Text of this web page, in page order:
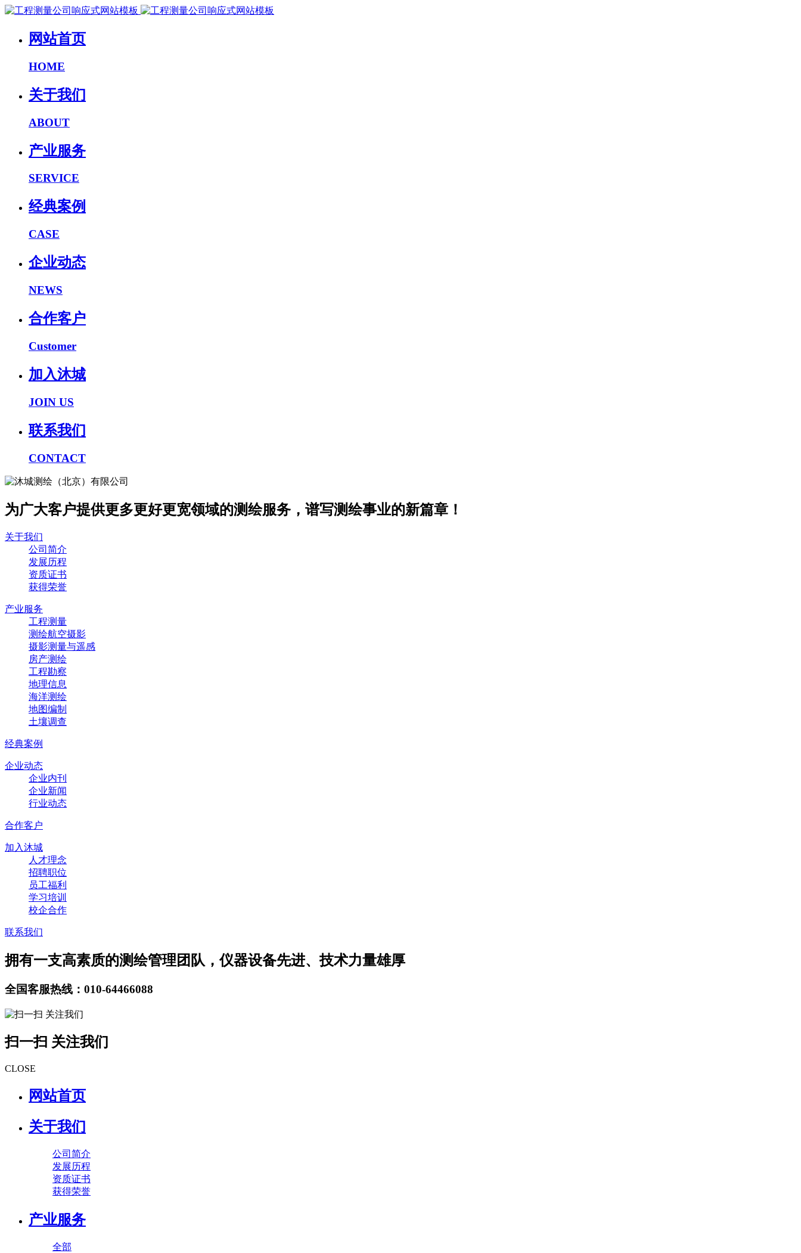
网站首页
HOME
关于我们
ABOUT
产业服务
SERVICE
经典案例
CASE
企业动态
NEWS
合作客户
Customer
加入沐城
JOIN US
联系我们
CONTACT
为广大客户提供更多更好更宽领域的测绘服务，谱写测绘事业的新篇章！
关于我们
公司简介
发展历程
资质证书
获得荣誉
产业服务
工程测量
测绘航空摄影
摄影测量与遥感
房产测绘
工程勘察
地理信息
海洋测绘
地图编制
土壤调查
经典案例
企业动态
企业内刊
企业新闻
行业动态
合作客户
加入沐城
人才理念
招聘职位
员工福利
学习培训
校企合作
联系我们
拥有一支高素质的测绘管理团队，仪器设备先进、技术力量雄厚
全国客服热线：010-64466088
扫一扫 关注我们
CLOSE
网站首页
关于我们
公司简介
发展历程
资质证书
获得荣誉
产业服务
全部